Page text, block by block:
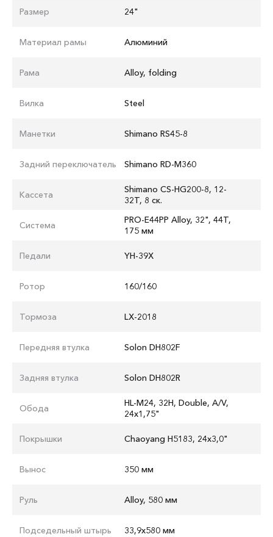
Размер 24"
Материал рамы Алюминий
Рама Alloy, folding
Вилка Steel
Манетки Shimano RS45-8
Задний переключатель Shimano RD-M360
Кассета
Shimano CS-HG200-8, 12-
32T, 8 ск.
Система
PRO-E44PP Alloy, 32", 44T,
175 мм
Педали YH-39X
Ротор 160/160
Тормоза LX-2018
Передняя втулка Solon DH802F
Задняя втулка Solon DH802R
Обода
HL-M24, 32H, Double, A/V,
24x1,75"
Покрышки Chaoyang H5183, 24x3,0"
Вынос 350 мм
Руль Alloy, 580 мм
Подседельный штырь 33,9x580 мм